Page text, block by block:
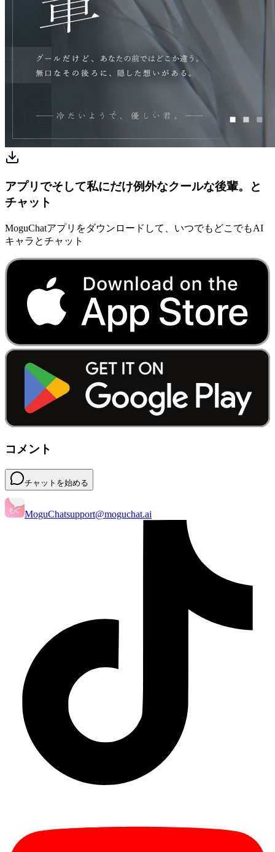
アプリでそして私にだけ例外なクールな後輩。と
チャット
MoguChatアプリをダウンロードして、いつでもどこでもAI
キャラとチャット
コメント
チャットを始める
MoguChatsupport@moguchat.ai